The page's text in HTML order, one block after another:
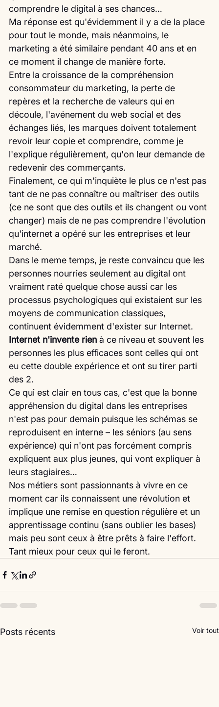
comprendre le digital à ses chances…
Ma réponse est qu'évidemment il y a de la place
pour tout le monde, mais néanmoins, le
marketing a été similaire pendant 40 ans et en
ce moment il change de manière forte.
Entre la croissance de la compréhension
consommateur du marketing, la perte de
repères et la recherche de valeurs qui en
découle, l'avénement du web social et des
échanges liés, les marques doivent totalement
revoir leur copie et comprendre, comme je
l'explique régulièrement, qu'on leur demande de
redevenir des commerçants.
Finalement, ce qui m'inquiète le plus ce n'est pas
tant de ne pas connaître ou maîtriser des outils
(ce ne sont que des outils et ils changent ou vont
changer) mais de ne pas comprendre l'évolution
qu'internet a opéré sur les entreprises et leur
marché.
Dans le meme temps, je reste convaincu que les
personnes nourries seulement au digital ont
vraiment raté quelque chose aussi car les
processus psychologiques qui existaient sur les
moyens de communication classiques,
continuent évidemment d'exister sur Internet.
Internet n'invente rien à ce niveau et souvent les
personnes les plus efficaces sont celles qui ont
eu cette double expérience et ont su tirer parti
des 2.
Ce qui est clair en tous cas, c'est que la bonne
appréhension du digital dans les entreprises
n'est pas pour demain puisque les schémas se
reproduisent en interne – les séniors (au sens
expérience) qui n'ont pas forcément compris
expliquent aux plus jeunes, qui vont expliquer à
leurs stagiaires…
Nos métiers sont passionnants à vivre en ce
moment car ils connaissent une révolution et
implique une remise en question régulière et un
apprentissage continu (sans oublier les bases)
mais peu sont ceux à être prêts à faire l'effort.
Tant mieux pour ceux qui le feront.
Posts récents Voir tout